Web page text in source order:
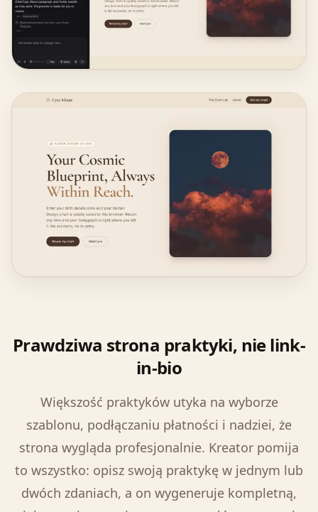
Prawdziwa strona praktyki, nie link-
in-bio
Większość praktyków utyka na wyborze
szablonu, podłączaniu płatności i nadziei, że
strona wygląda profesjonalnie. Kreator pomija
to wszystko: opisz swoją praktykę w jednym lub
dwóch zdaniach, a on wygeneruje kompletną,